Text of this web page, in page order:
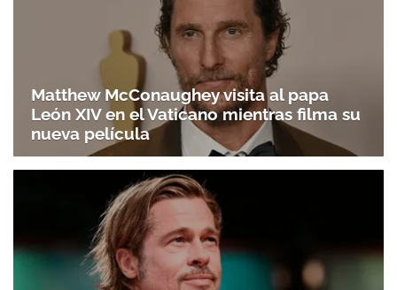
Matthew McConaughey visita al papa
León XIV en el Vaticano mientras filma su
nueva película